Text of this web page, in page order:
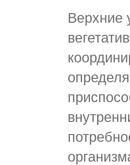
Верхние